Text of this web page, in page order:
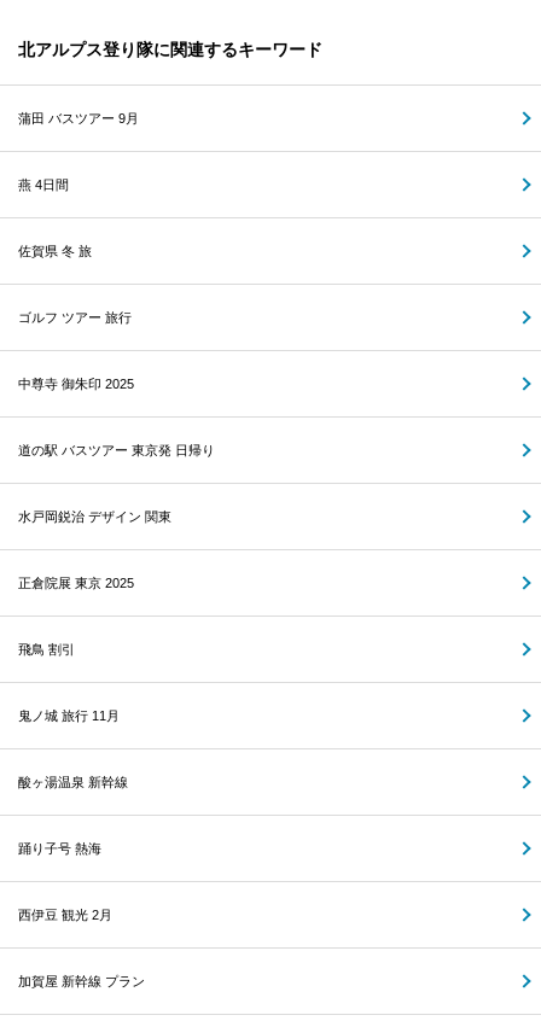
北アルプス登り隊に関連するキーワード
蒲田 バスツアー 9月
燕 4日間
佐賀県 冬 旅
ゴルフ ツアー 旅行
中尊寺 御朱印 2025
道の駅 バスツアー 東京発 日帰り
水戸岡鋭治 デザイン 関東
正倉院展 東京 2025
飛鳥 割引
鬼ノ城 旅行 11月
酸ヶ湯温泉 新幹線
踊り子号 熱海
西伊豆 観光 2月
加賀屋 新幹線 プラン